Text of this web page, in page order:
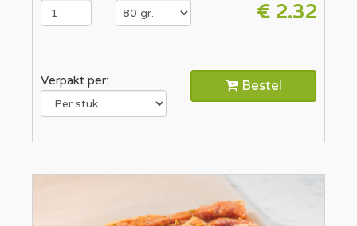
€ 2.32
Verpakt per: Bestel